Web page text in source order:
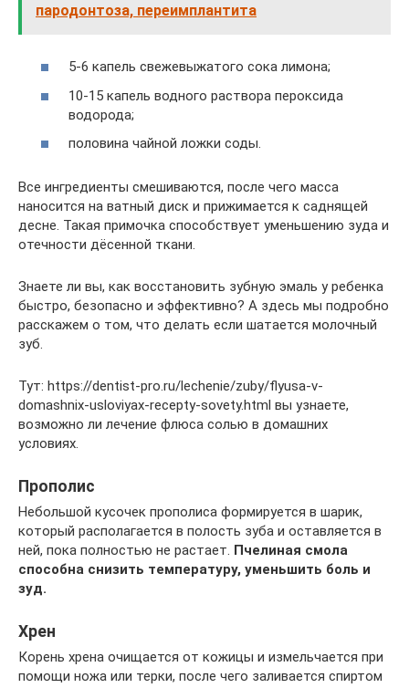
пародонтоза, переимплантита
5-6 капель свежевыжатого сока лимона;
10-15 капель водного раствора пероксида
водорода;
половина чайной ложки соды.
Все ингредиенты смешиваются, после чего масса
наносится на ватный диск и прижимается к саднящей
десне. Такая примочка способствует уменьшению зуда и
отечности дёсенной ткани.
Знаете ли вы, как восстановить зубную эмаль у ребенка
быстро, безопасно и эффективно? А здесь мы подробно
расскажем о том, что делать если шатается молочный
зуб.
Тут: https://dentist-pro.ru/lechenie/zuby/flyusa-v-
domashnix-usloviyax-recepty-sovety.html вы узнаете,
возможно ли лечение флюса солью в домашних
условиях.
Прополис
Небольшой кусочек прополиса формируется в шарик,
который располагается в полость зуба и оставляется в
ней, пока полностью не растает. Пчелиная смола
способна снизить температуру, уменьшить боль и
зуд.
Хрен
Корень хрена очищается от кожицы и измельчается при
помощи ножа или терки, после чего заливается спиртом